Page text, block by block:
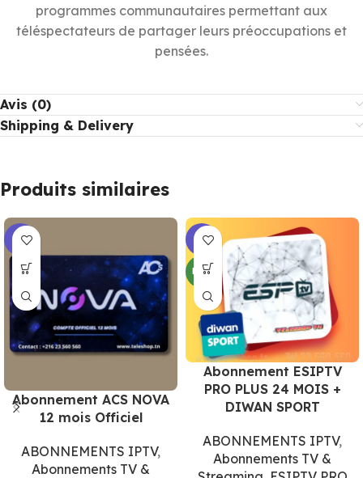
programmes communautaires permettant aux
téléspectateurs de partager leurs préoccupations et
pensées.
Avis (0)
Shipping & Delivery
Produits similaires
-6%
Abonnement ACS NOVA
12 mois Officiel
ABONNEMENTS IPTV,
Abonnements TV &
-5%
NEW
Abonnement ESIPTV
PRO PLUS 24 MOIS +
DIWAN SPORT
ABONNEMENTS IPTV,
Abonnements TV &